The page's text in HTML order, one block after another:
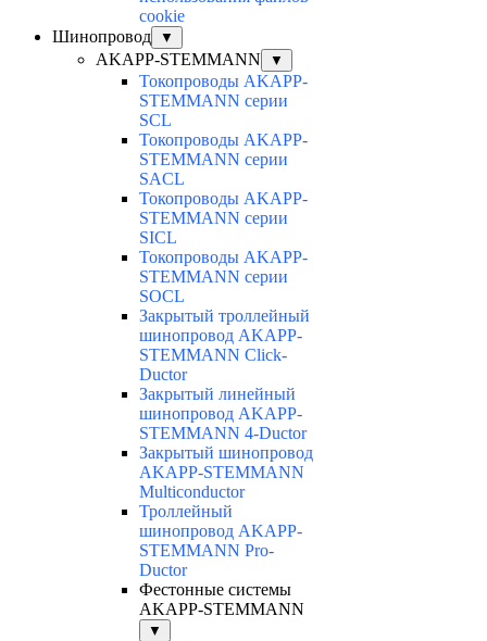
cookie
Шинопровод
▼
AKAPP-STEMMANN ▼
Токопроводы AKAPP-
STEMMANN серии
SCL
Токопроводы AKAPP-
STEMMANN серии
SACL
Токопроводы AKAPP-
STEMMANN серии
SICL
Токопроводы AKAPP-
STEMMANN серии
SOCL
Закрытый троллейный
шинопровод AKAPP-
STEMMANN Click-
Ductor
Закрытый линейный
шинопровод AKAPP-
STEMMANN 4-Ductor
Закрытый шинопровод
AKAPP-STEMMANN
Multiconductor
Троллейный
шинопровод AKAPP-
STEMMANN Pro-
Ductor
Фестонные системы
AKAPP-STEMMANN
▼